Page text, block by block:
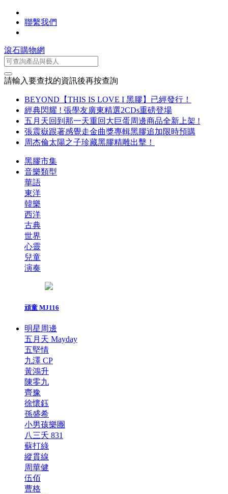
聯繫我們
滾石購物網
請輸入要查找的資訊後再按查詢
BEYOND【THIS IS LOVE I 黑膠】已經發行！
經典閃耀 ! 張學友廣東精選2CDs重磅登場
五月天回到那一天重回大巨蛋周邊商品全新上架 !
張震嶽跟著感覺走金曲獎專輯黑膠追加限時預購
周杰倫太陽之子珍藏黑膠精雕出擊！
黑膠市集
音樂類型
華語
東洋
韓樂
西洋
古典
世界
心靈
兒童
演奏
頑童 MJ116
明星周邊
五月天 Mayday
五堅情
九澤 CP
黃鴻升
陳零九
齊豫
徐懷鈺
孫盛希
小男孩樂團
八三夭 831
蘇打綠
縱貫線
周華健
伍佰
曹格